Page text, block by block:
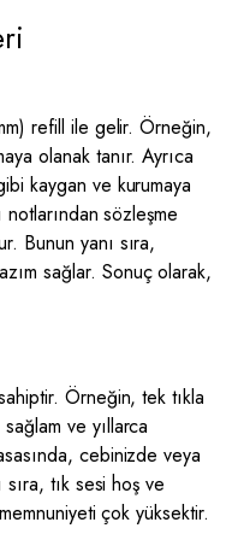
refill ile gelir. Örneğin,
olanak tanır. Ayrıca
kaygan ve kurumaya
sözleşme
Bunun yanı sıra,
sağlar. Sonuç olarak,
Örneğin, tek tıkla
ve yıllarca
cebinizde veya
tık sesi hoş ve
çok yüksektir.